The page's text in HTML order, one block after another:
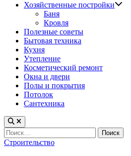
Хозяйственные постройки
Баня
Кровля
Полезные советы
Бытовая техника
Кухня
Утепление
Косметический ремонт
Окна и двери
Полы и покрытия
Потолок
Сантехника
Найти:
Опубликовано
Строительство